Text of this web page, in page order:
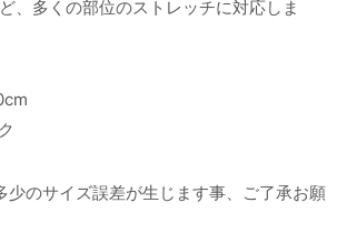
、多くの部位のストレッチに対応しま
少のサイズ誤差が生じます事、ご了承お願